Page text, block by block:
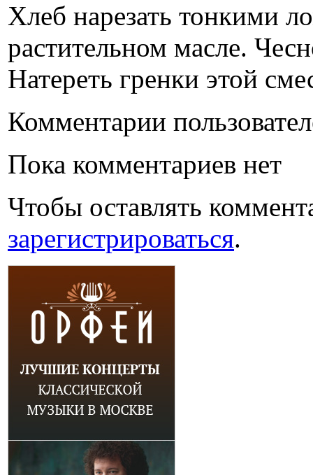
Хлеб нарезать тонкими
растительном масле.
Натереть гренки этой
Комментарии
Пока комментариев нет
Чтобы оставлять
зарегистрироваться.